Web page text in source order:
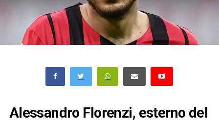
Alessandro Florenzi, esterno del